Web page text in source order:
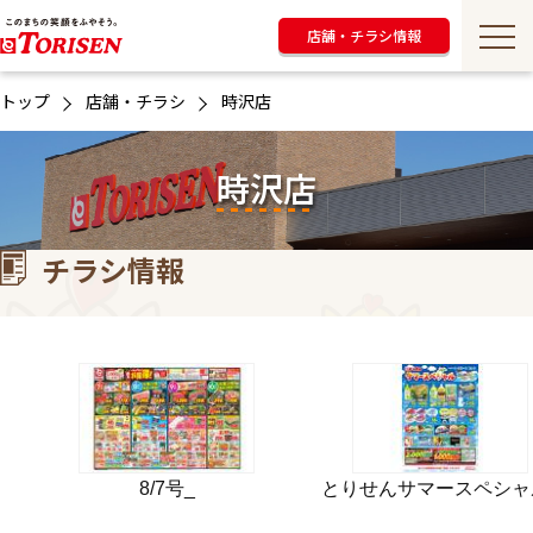
店舗・チラシ情報
トップ 店舗・チラシ 時沢店
時沢店
チラシ情報
8/7号_ とりせんサマースペシ